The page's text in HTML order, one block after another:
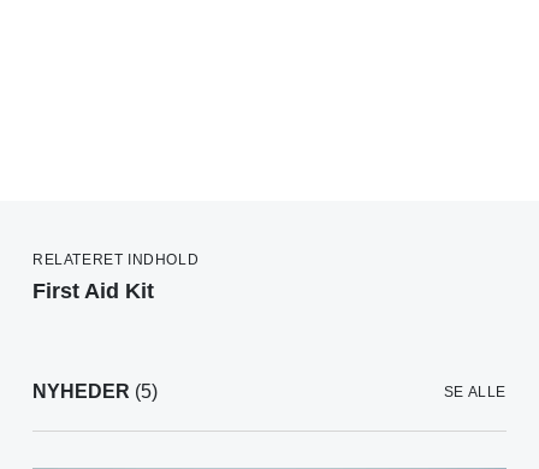
RELATERET INDHOLD
First Aid Kit
NYHEDER (5) SE ALLE